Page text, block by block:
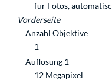
für Fotos,
Vorderseite
Anzahl Objektive
1
Auflösung 1
12 Megapixel